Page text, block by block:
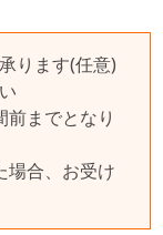
ります(任意)
までとなり
場合、お受け